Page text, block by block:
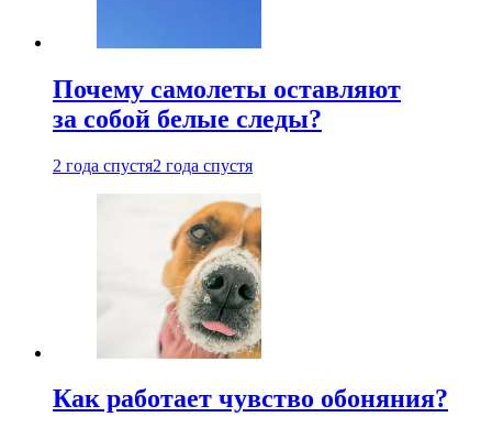
Почему самолеты оставляют
за собой белые следы?
2 года спустя2 года спустя
Как работает чувство обоняния?